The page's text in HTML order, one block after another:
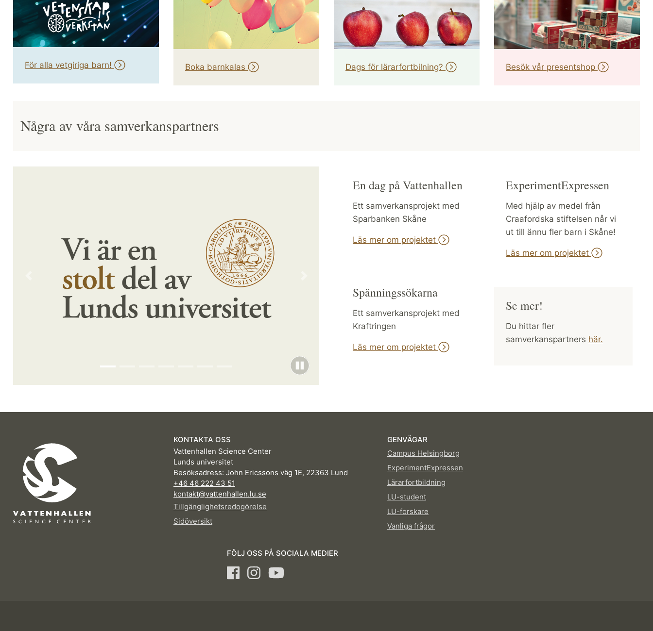
För alla vetgiriga barn! Boka barnkalas Dags för lärarfortbilning? Besök vår presentshop
Några av våra samverkanspartners
En dag på Vattenhallen
Ett samverkansprojekt med
Sparbanken Skåne
Läs mer om projektet
Spänningssökarna
Ett samverkansprojekt med
Kraftringen
Läs mer om projektet
ExperimentExpressen
Med hjälp av medel från
Craafordska stiftelsen når vi
ut till ännu fler barn i Skåne!
Läs mer om projektet
Se mer!
Du hittar fler
samverkanspartners här.
KONTAKTA OSS
Vattenhallen Science Center
Lunds universitet
Besöksadress: John Ericssons väg 1E, 22363 Lund
+46 46 222 43 51
kontakt@vattenhallen.lu.se
Tillgänglighetsredogörelse
Sidöversikt
GENVÄGAR
Campus Helsingborg
ExperimentExpressen
Lärarfortbildning
LU-student
LU-forskare
Vanliga frågor
FÖLJ OSS PÅ SOCIALA MEDIER
FacebookInstagram
Youtube